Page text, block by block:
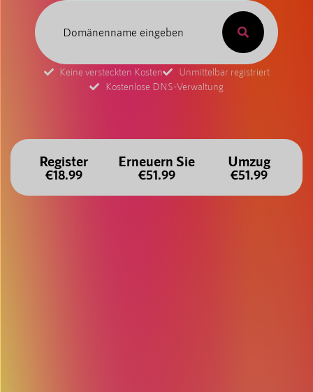
Keine versteckten Kosten
Unmittelbar registriert
Kostenlose DNS-Verwaltung
Register
€18.99
Erneuern Sie
€51.99
Umzug
€51.99